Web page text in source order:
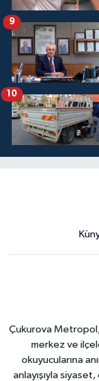
9
10
Çukurova
merkez ve
okuyucularına
anlayışıyla